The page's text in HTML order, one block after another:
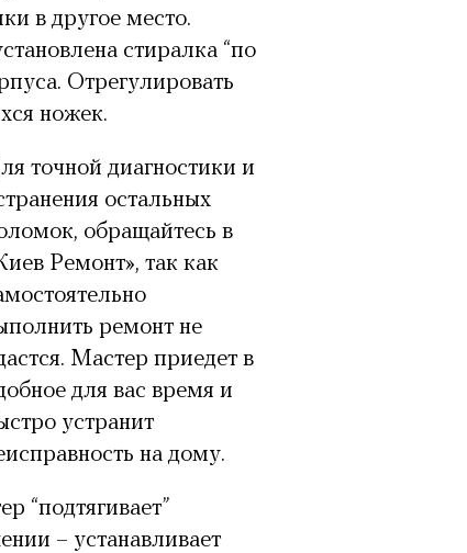
в другое место.
стиралка “по
Отрегулировать
ножек.
точной диагностики и
остальных
обращайтесь в
Ремонт», так как
ремонт не
Мастер приедет в
для вас время и
устранит
на дому.
“подтягивает”
– устанавливает